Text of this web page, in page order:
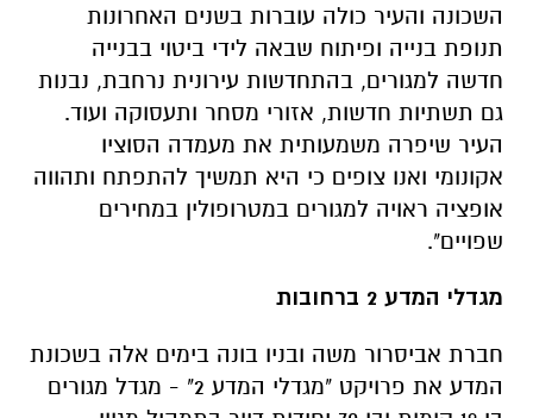
השכונה והעיר כולה עוברות בשנים האחרונות
תנופת בנייה ופיתוח שבאה לידי ביטוי בבנייה
חדשה למגורים, בהתחדשות עירונית נרחבת, נבנות
גם תשתיות חדשות, אזורי מסחר ותעסוקה ועוד.
העיר שיפרה משמעותית את מעמדה הסוציו
אקונומי ואנו צופים כי היא תמשיך להתפתח ותהווה
אופציה ראויה למגורים במטרופולין במחירים
שפויים".
מגדלי המדע 2 ברחובות
חברת אביסרור משה ובניו בונה בימים אלה בשכונת
המדע את פרויקט "מגדלי המדע 2" - מגדל מגורים